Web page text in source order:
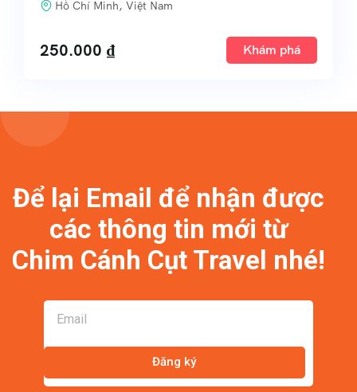
Hồ Chí Minh, Việt Nam
250.000 ₫ Khám phá
Để lại Email để nhận được
các thông tin mới từ
Chim Cánh Cụt Travel nhé!
Đăng ký